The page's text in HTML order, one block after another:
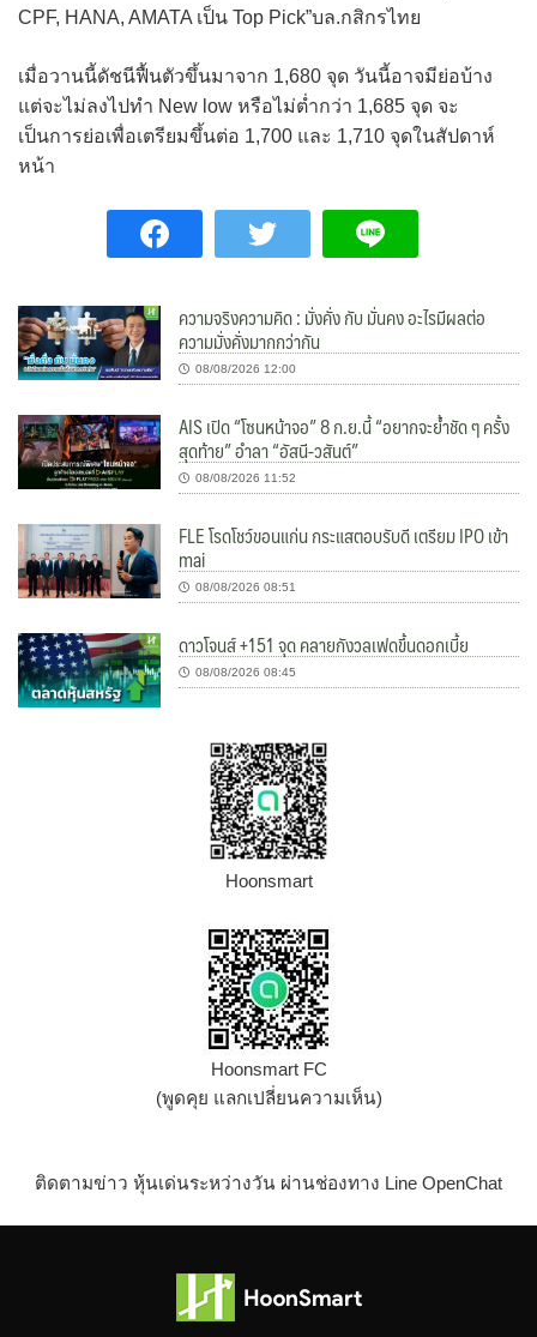
CPF, HANA, AMATA เป็น Top Pick”บล.กสิกรไทย
เมื่อวานนี้ดัชนีฟื้นตัวขึ้นมาจาก 1,680 จุด วันนี้อาจมีย่อบ้าง
แต่จะไม่ลงไปทำ New low หรือไม่ต่ำกว่า 1,685 จุด จะ
เป็นการย่อเพื่อเตรียมขึ้นต่อ 1,700 และ 1,710 จุดในสัปดาห์
หน้า
ความจริงความคิด : มั่งคั่ง กับ มั่นคง อะไรมีผลต่อ
ความมั่งคั่งมากกว่ากัน
08/08/2026 12:00
AIS เปิด “โซนหน้าจอ” 8 ก.ย.นี้ “อยากจะย้ำชัด ๆ ครั้ง
สุดท้าย” อำลา “อัสนี-วสันต์”
08/08/2026 11:52
FLE โรดโชว์ขอนแก่น กระแสตอบรับดี เตรียม IPO เข้า
mai
08/08/2026 08:51
ดาวโจนส์ +151 จุด คลายกังวลเฟดขึ้นดอกเบี้ย
08/08/2026 08:45
Hoonsmart
Hoonsmart FC
(พูดคุย แลกเปลี่ยนความเห็น)
ติดตามข่าว หุ้นเด่นระหว่างวัน ผ่านช่องทาง Line OpenChat